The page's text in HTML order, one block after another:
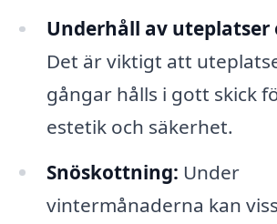
Underhåll av uteplatser
Det är viktigt att
gångar hålls i gott skick
estetik och säkerhet.
Snöskottning: Under
vintermånaderna kan